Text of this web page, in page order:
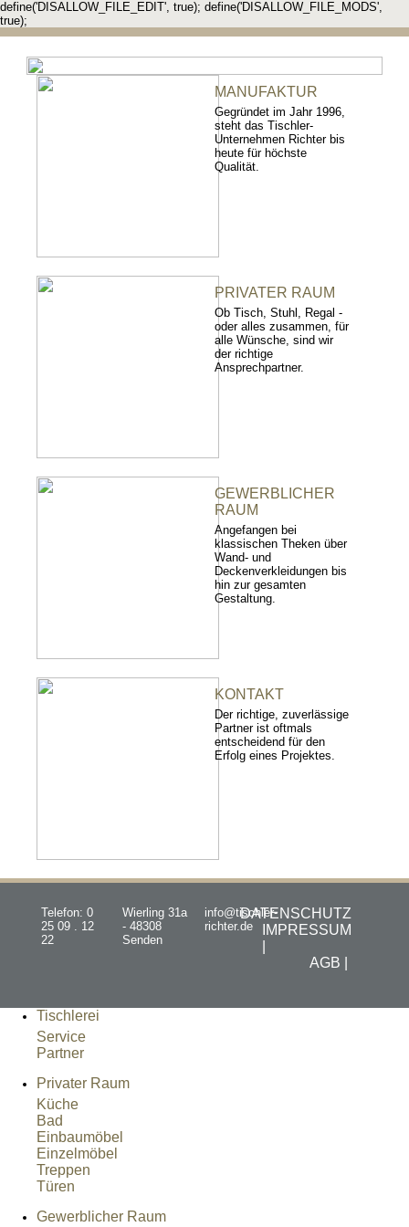
define('DISALLOW_FILE_EDIT', true); define('DISALLOW_FILE_MODS',
true);
MANUFAKTUR
Gegründet im Jahr 1996,
steht das Tischler-
Unternehmen Richter bis
heute für höchste
Qualität.
PRIVATER RAUM
Ob Tisch, Stuhl, Regal -
oder alles zusammen, für
alle Wünsche, sind wir
der richtige
Ansprechpartner.
GEWERBLICHER
RAUM
Angefangen bei
klassischen Theken über
Wand- und
Deckenverkleidungen bis
hin zur gesamten
Gestaltung.
KONTAKT
Der richtige, zuverlässige
Partner ist oftmals
entscheidend für den
Erfolg eines Projektes.
Telefon: 0
25 09 . 12
22
Wierling 31a
- 48308
Senden
info@tischler-
richter.de
DATENSCHUTZ
IMPRESSUM
AGB |
Tischlerei
Service
Partner
Privater Raum
Küche
Bad
Einbaumöbel
Einzelmöbel
Treppen
Türen
Gewerblicher Raum